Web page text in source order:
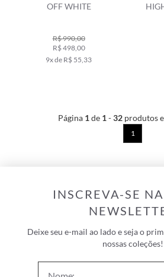
OFF WHITE
R$ 990,00
R$ 498,00
9x de R$ 55,33
Página 1de 1-32produtos
1
INSCREVA-SE
Deixe seu e-mail ao lado e seja o
nossas coleções!